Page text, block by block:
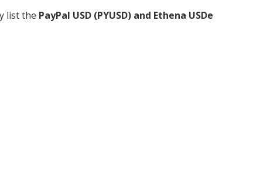
list the PayPal USD (PYUSD) and Ethena USDe